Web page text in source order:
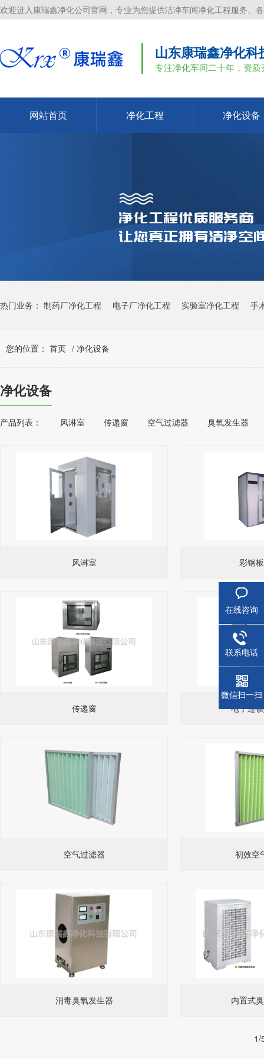
欢迎进入康瑞鑫净化公司官网，专业为您提供洁净车间净化工程服务、
山东康瑞鑫净化科
专注净化车间二十年，资质
网站首页 净化工程 净化设备
热门业务： 制药厂净化工程 电子厂净化工程 实验室净化工程 手
您的位置： 首页 / 净化设备
净化设备
产品列表： 风淋室 传递窗 空气过滤器 臭氧发生器
风淋室 彩钢
传递窗 电子连
空气过滤器 初效空
消毒臭氧发生器 内置式
1/
在线咨询
联系电话
微信扫一扫